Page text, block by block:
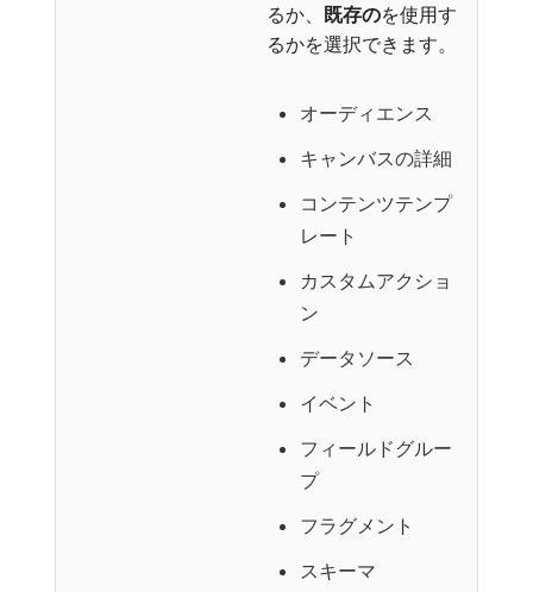
るか、 既存の​を使用す
るかを選択できます。
オーディエンス
キャンバスの詳細
コンテンツテンプ
レート
カスタムアクショ
ン
データソース
イベント
フィールドグルー
プ
フラグメント
スキーマ